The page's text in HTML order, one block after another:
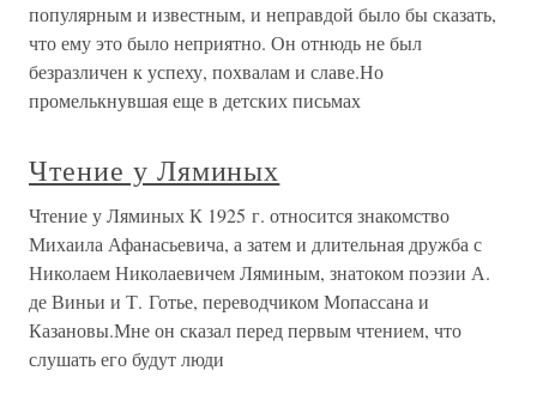
популярным и известным, и неправдой было бы сказать,
что ему это было неприятно. Он отнюдь не был
безразличен к успеху, похвалам и славе.Но
промелькнувшая еще в детских письмах
Чтение у Ляминых
Чтение у Ляминых К 1925 г. относится знакомство
Михаила Афанасьевича, а затем и длительная дружба с
Николаем Николаевичем Ляминым, знатоком поэзии А.
де Виньи и Т. Готье, переводчиком Мопассана и
Казановы.Мне он сказал перед первым чтением, что
слушать его будут люди